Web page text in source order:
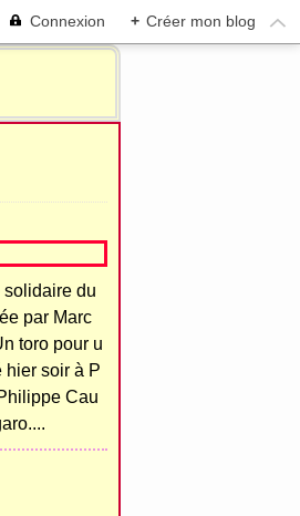
Connexion + Créer mon blog
solidaire du
par Marc
toro pour u
hier soir à P
Cau